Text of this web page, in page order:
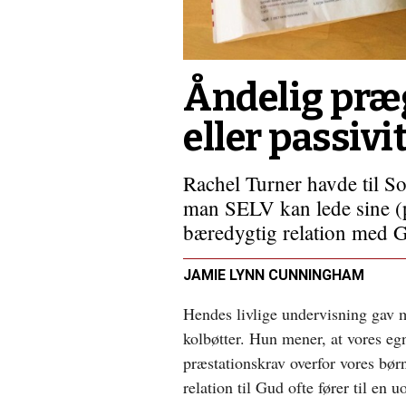
Åndelig
eller
Rachel Turner havde til
man SELV kan lede sine
bæredygtig relation med
JAMIE LYNN CUNNINGHAM
Hendes livlige undervisning gav
kolbøtter. Hun mener, at vores
præstationskrav overfor vores
relation til Gud ofte fører til en